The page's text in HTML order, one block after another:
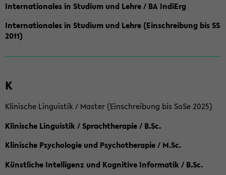
Internationales in Studium und Lehre / BA IndiErg
Internationales in Studium und Lehre (Einschreibung bis SS
2011)
K
Klinische Linguistik / Master (Einschreibung bis SoSe 2025)
Klinische Linguistik / Sprachtherapie / B.Sc.
Klinische Psychologie und Psychotherapie / M.Sc.
Künstliche Intelligenz und Kognitive Informatik / B.Sc.